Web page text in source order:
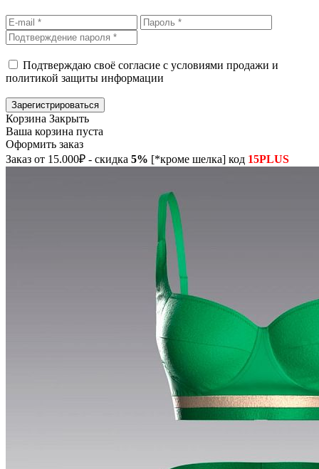
Подтверждаю своё согласие с условиями продажи и
политикой защиты информации
Зарегистрироваться
Корзина Закрыть
Ваша корзина пуста
Оформить заказ
Заказ от 15.000₽ - скидка 5% [*кроме шелка] код 15PLUS